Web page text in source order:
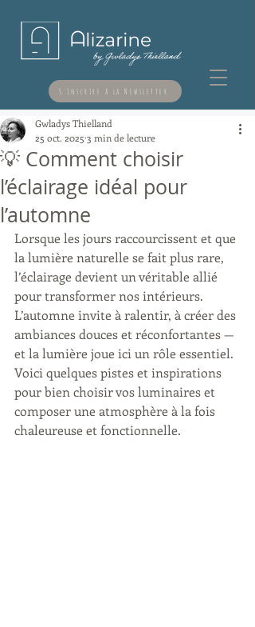
S'inscrire à la Newsletter
💡 Comment choisir
l’éclairage idéal pour
l’automne
Gwladys Thielland
25 oct. 2025 3 min de lecture
Lorsque les jours raccourcissent et que
la lumière naturelle se fait plus rare,
l’éclairage devient un véritable allié
pour transformer nos intérieurs.
L’automne invite à ralentir, à créer des
ambiances douces et réconfortantes —
et la lumière joue ici un rôle essentiel.
Voici quelques pistes et inspirations
pour bien choisir vos luminaires et
composer une atmosphère à la fois
chaleureuse et fonctionnelle.